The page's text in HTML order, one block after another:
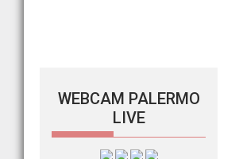
WEBCAM PALERMO
LIVE